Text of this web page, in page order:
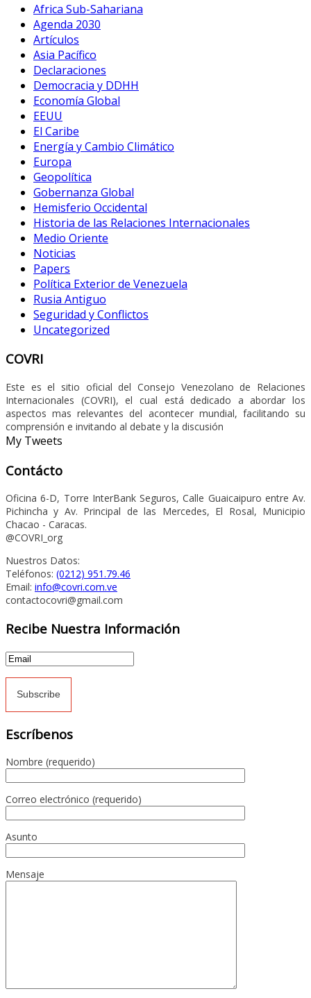
Africa Sub-Sahariana
Agenda 2030
Artículos
Asia Pacífico
Declaraciones
Democracia y DDHH
Economía Global
EEUU
El Caribe
Energía y Cambio Climático
Europa
Geopolítica
Gobernanza Global
Hemisferio Occidental
Historia de las Relaciones Internacionales
Medio Oriente
Noticias
Papers
Política Exterior de Venezuela
Rusia Antiguo
Seguridad y Conflictos
Uncategorized
COVRI
Este es el sitio oficial del Consejo Venezolano de Relaciones
Internacionales (COVRI), el cual está dedicado a abordar los
aspectos mas relevantes del acontecer mundial, facilitando su
comprensión e invitando al debate y la discusión
My Tweets
Contácto
Oficina 6-D, Torre InterBank Seguros, Calle Guaicaipuro entre Av.
Pichincha y Av. Principal de las Mercedes, El Rosal, Municipio
Chacao - Caracas.
@COVRI_org
Nuestros Datos:
Teléfonos: (0212) 951.79.46
Email: info@covri.com.ve
contactocovri@gmail.com
Recibe Nuestra Información
Escríbenos
Nombre (requerido)
Correo electrónico (requerido)
Asunto
Mensaje